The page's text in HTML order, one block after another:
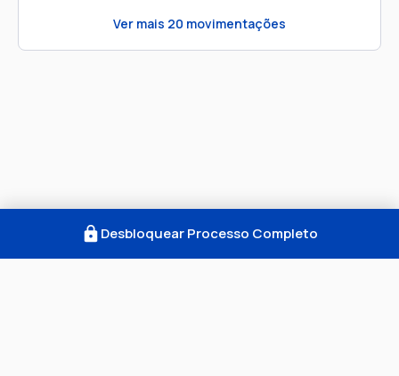
Ver mais 20 movimentações
Desbloquear Processo Completo